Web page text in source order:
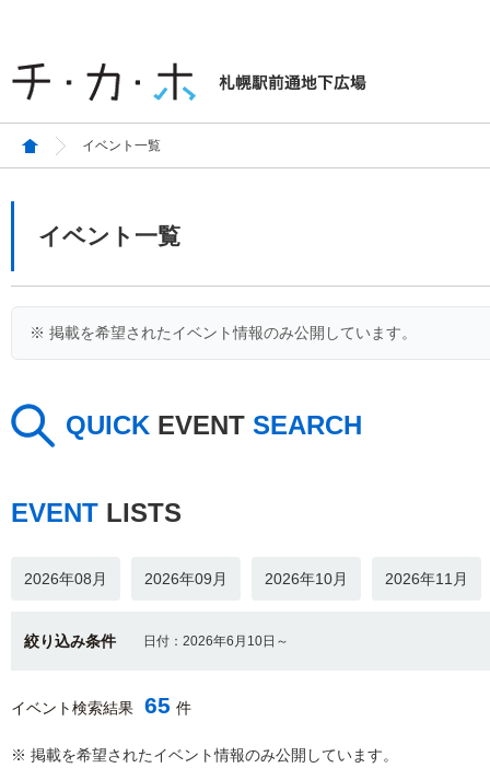
イベント一覧
イベント一覧
※ 掲載を希望されたイベント情報のみ公開しています。
QUICK EVENT SEARCH
EVENT LISTS
2026年08月 2026年09月 2026年10月 2026年11月
絞り込み条件 日付：2026年6月10日～
イベント検索結果 65 件
※ 掲載を希望されたイベント情報のみ公開しています。